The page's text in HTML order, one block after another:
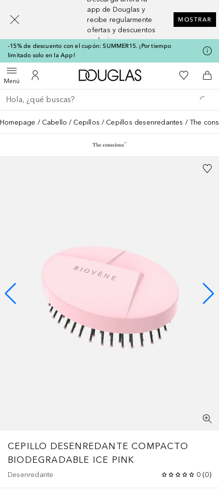
app de Douglas y
recibe regularmente
ofertas y descuentos
exclusivos
MOSTRAR
-15% de descuento con el cupón: SUMMER15. ¡Por tiempo
limitado solo en la App!
MenúAbrir menúMi cuenta
A Douglas HomeMi lista de
A
Regresar
Ejecutar búsqueda
Homepage Cabello Cepillos Cepillos desenredantes The
CEPILLO DESENREDANTE COMPACTO
BIODEGRADABLE ICE PINK
Desenredante 0 (0)
[navigation.slideout.screenreader]